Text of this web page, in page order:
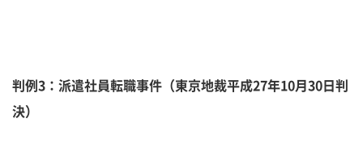
判例3：派遣社員転職事件（東京地裁平成27年10月30日判
決）